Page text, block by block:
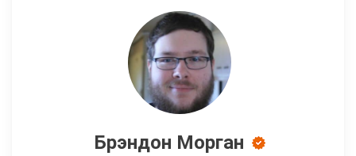
Брэндон Морган